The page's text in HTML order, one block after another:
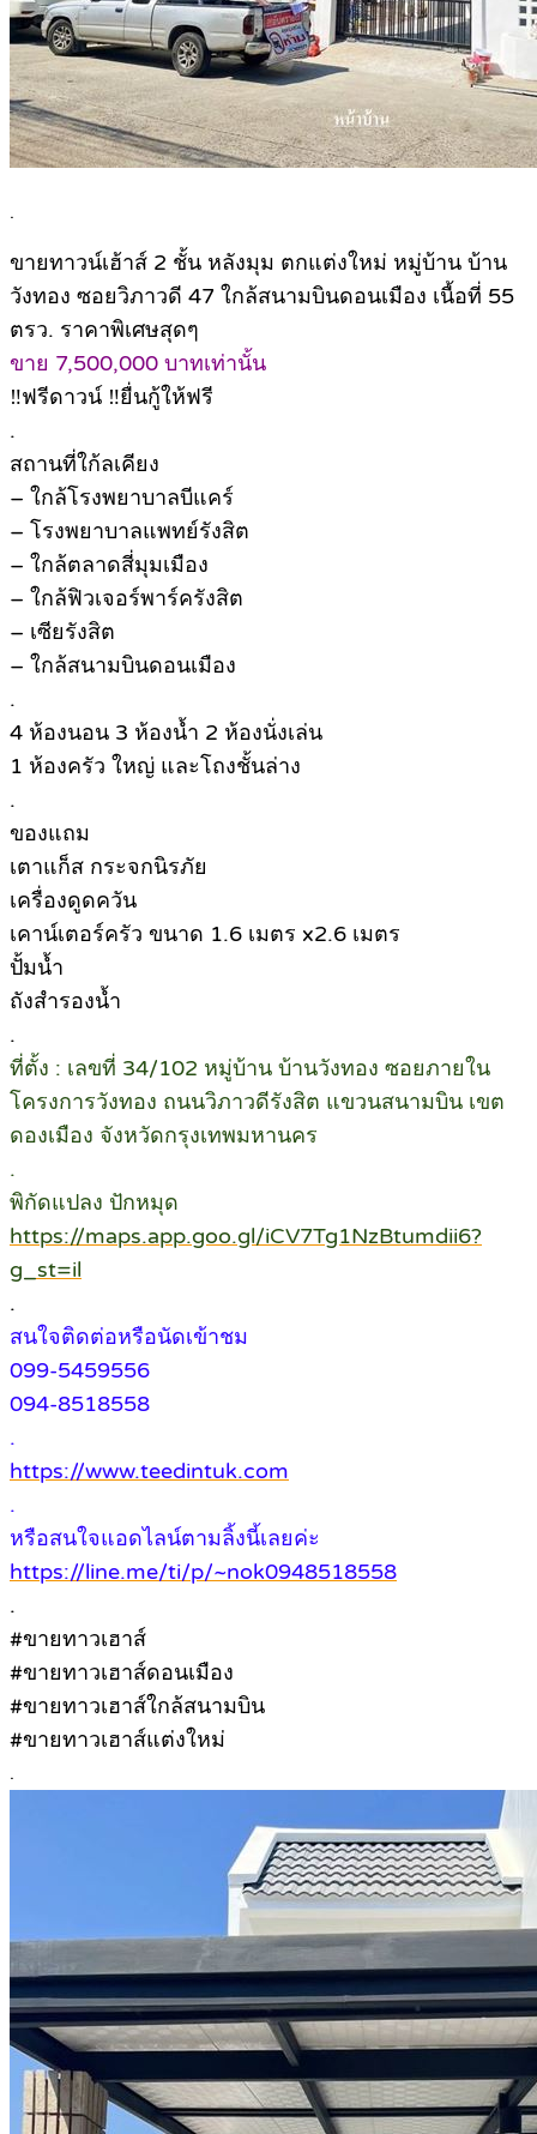
.
ขายทาวน์เฮ้าส์ 2 ชั้น หลังมุม ตกแต่งใหม่ หมู่บ้าน บ้าน
วังทอง ซอยวิภาวดี 47 ใกล้สนามบินดอนเมือง เนื้อที่ 55
ตรว. ราคาพิเศษสุดๆ
ขาย 7,500,000 บาทเท่านั้น
‼️ฟรีดาวน์ ‼️ยื่นกู้ให้ฟรี
.
สถานที่ใก้ลเคียง
– ใกล้โรงพยาบาลบีแคร์
– โรงพยาบาลแพทย์รังสิต
– ใกล้ตลาดสี่มุมเมือง
– ใกล้ฟิวเจอร์พาร์ครังสิต
– เซียรังสิต
– ใกล้สนามบินดอนเมือง
.
4 ห้องนอน 3 ห้องน้ำ 2 ห้องนั่งเล่น
1 ห้องครัว ใหญ่ และโถงชั้นล่าง
.
ของแถม
เตาแก็ส กระจกนิรภัย
เครื่องดูดควัน
เคาน์เตอร์ครัว ขนาด 1.6 เมตร x2.6 เมตร
ปั้มน้ำ
ถังสำรองน้ำ
.
ที่ตั้ง : เลขที่ 34/102 หมู่บ้าน บ้านวังทอง ซอยภายใน
โครงการวังทอง ถนนวิภาวดีรังสิต แขวนสนามบิน เขต
ดองเมือง จังหวัดกรุงเทพมหานคร
.
พิกัดแปลง ปักหมุด
https://maps.app.goo.gl/iCV7Tg1NzBtumdii6?
g_st=il
.
สนใจติดต่อหรือนัดเข้าชม
099-5459556
094-8518558
.
https://www.teedintuk.com
.
หรือสนใจแอดไลน์ตามลิ้งนี้เลยค่ะ
https://line.me/ti/p/~nok0948518558
.
#ขายทาวเฮาส์
#ขายทาวเฮาส์ดอนเมือง
#ขายทาวเฮาส์ใกล้สนามบิน
#ขายทาวเฮาส์แต่งใหม่
.